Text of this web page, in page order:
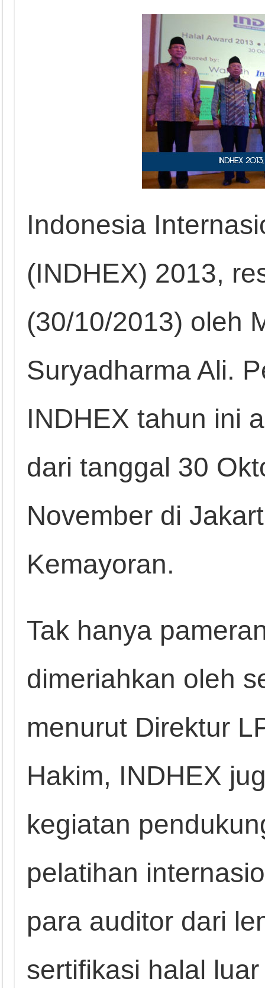
Indonesia
(INDHEX) 2013,
(30/10/2013) oleh
Suryadharma Ali.
INDHEX tahun ini
dari tanggal 30
November di
Kemayoran.
Tak hanya
dimeriahkan oleh
menurut Direktur
Hakim, INDHEX
kegiatan
pelatihan
para auditor dari
sertifikasi halal